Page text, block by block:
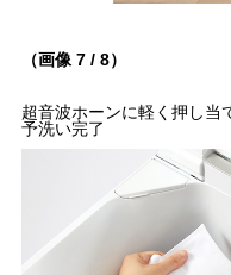
（画像 7 / 8）
超音波ホーンに軽く押し当
予洗い完了